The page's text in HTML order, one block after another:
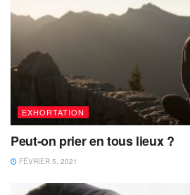
EXHORTATION
Peut-on prier en tous lieux ?
FÉVRIER 5, 2021